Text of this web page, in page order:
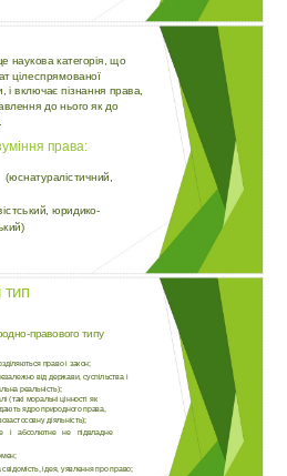
наукова категорія, що
цілеспрямованої
і включає пізнання права,
до нього як до
права:
юридико-
правового типу
право і закон;
від держави, суспільства і
реальність);
(такі моральні цінності як
ядро природного права,
діяльність);
і абсолютне не підвладне
ідея, уявлення про право;